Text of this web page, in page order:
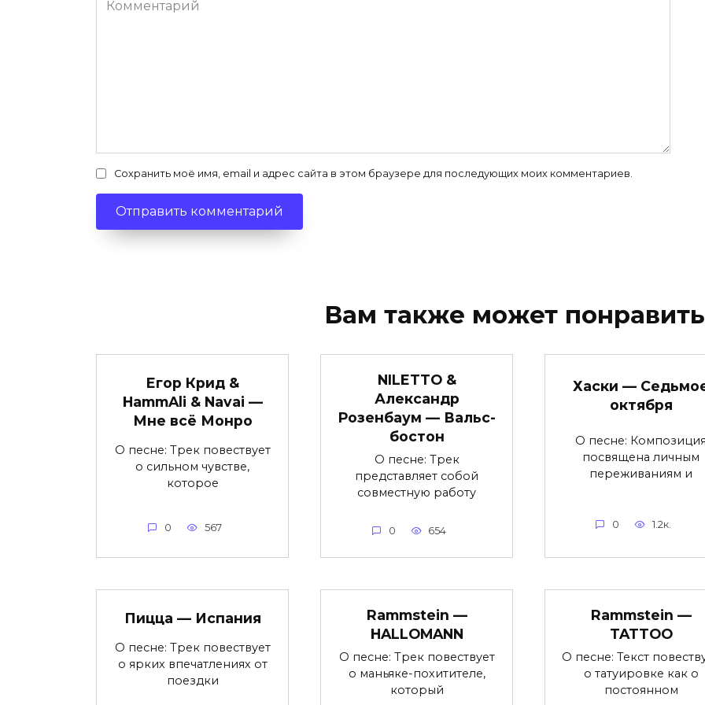
Сохранить моё имя, email и адрес сайта в этом браузере для последующих моих комментариев.
Вам также может
Егор Крид &
HammAli & Navai —
Мне всё Монро
О песне: Трек повествует
о сильном чувстве,
которое
0 567
NILETTO &
Александр
Розенбаум — Вальс-
бостон
О песне: Трек
представляет собой
совместную работу
0 654
Хаски —
октября
О песне:
посвящена личным
переживаниям и
0 1.2к.
Пицца — Испания
О песне: Трек повествует
о ярких впечатлениях от
поездки
Rammstein —
HALLOMANN
О песне: Трек повествует
о маньяке-похитителе,
который
Rammstein —
TATTOO
О песне: Текст
о татуировке как о
постоянном